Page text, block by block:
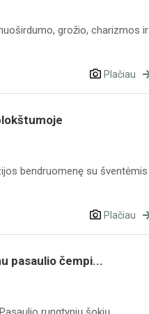
grožio, charizmos ir
Plačiau
bendruomenę su šventėmis
Plačiau
pasaulio čempi...